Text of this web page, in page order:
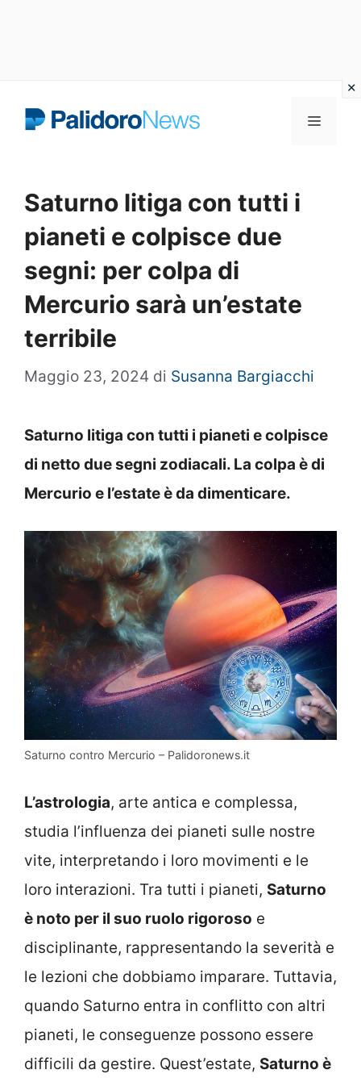
Menu
Saturno litiga con tutti i
pianeti e colpisce due
segni: per colpa di
Mercurio sarà un’estate
terribile
Maggio 23, 2024 di Susanna Bargiacchi
Saturno litiga con tutti i pianeti e colpisce
di netto due segni zodiacali. La colpa è di
Mercurio e l’estate è da dimenticare.
Saturno contro Mercurio – Palidoronews.it
L’astrologia, arte antica e complessa,
studia l’influenza dei pianeti sulle nostre
vite, interpretando i loro movimenti e le
loro interazioni. Tra tutti i pianeti, Saturno
è noto per il suo ruolo rigoroso e
disciplinante, rappresentando la severità e
le lezioni che dobbiamo imparare. Tuttavia,
quando Saturno entra in conflitto con altri
pianeti, le conseguenze possono essere
difficili da gestire. Quest’estate, Saturno è